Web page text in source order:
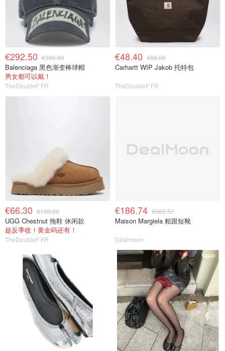
€292.50 €390.00
Balenciaga 黑色渐变棒球帽
男女都可以戴！
TheDoubleF FR
€48.40 €88.00
Carhartt WIP Jakob 托特包
TheDoubleF FR
€66.30 €130.00
UGG Chestnut 拖鞋 休闲款
趁反季收！黄金码还有！
TheDoubleF FR
€186.74 €582.57
Maison Margiela 粗跟短靴
Dealmoon